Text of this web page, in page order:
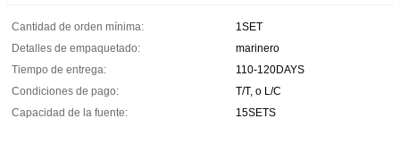
Cantidad de orden mínima:
1SET
Detalles de empaquetado:
marinero
Tiempo de entrega:
110-120DAYS
Condiciones de pago:
T/T, o L/C
Capacidad de la fuente:
15SETS